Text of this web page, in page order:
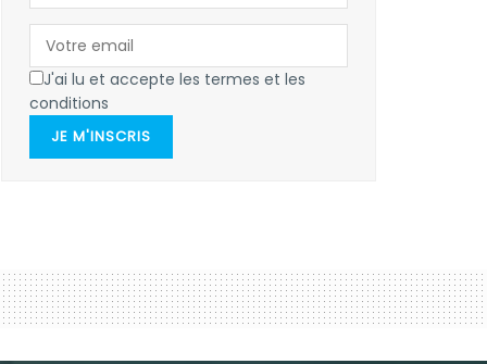
J'ai lu et accepte les termes et les
conditions
JE M'INSCRIS